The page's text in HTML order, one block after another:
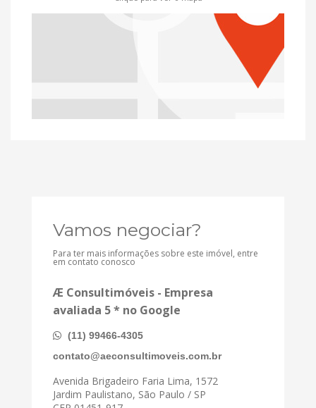
Vamos negociar?
Para ter mais informações sobre este imóvel, entre
em contato conosco
Æ Consultimóveis - Empresa
avaliada 5 * no Google
(11) 99466-4305
contato@aeconsultimoveis.com.br
Avenida Brigadeiro Faria Lima, 1572
Jardim Paulistano, São Paulo / SP